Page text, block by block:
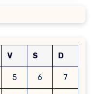
V S D
5 6 7